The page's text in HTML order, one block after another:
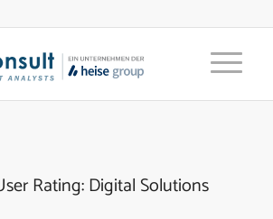
Rating: Digital Solutions